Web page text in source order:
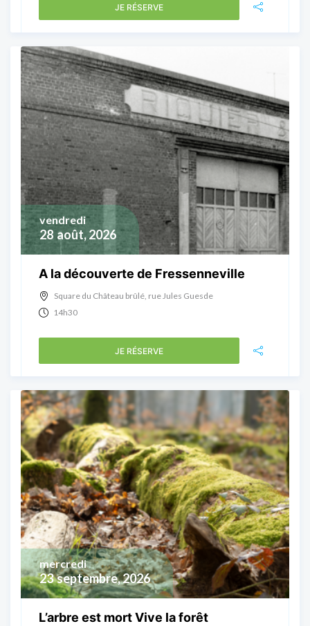
JE RÉSERVE
28 août, 2026
vendredi
A la découverte de Fressenneville
Square du Château brûlé, rue Jules Guesde
14h30
JE RÉSERVE
23 septembre, 2026
mercredi
L’arbre est mort Vive la forêt